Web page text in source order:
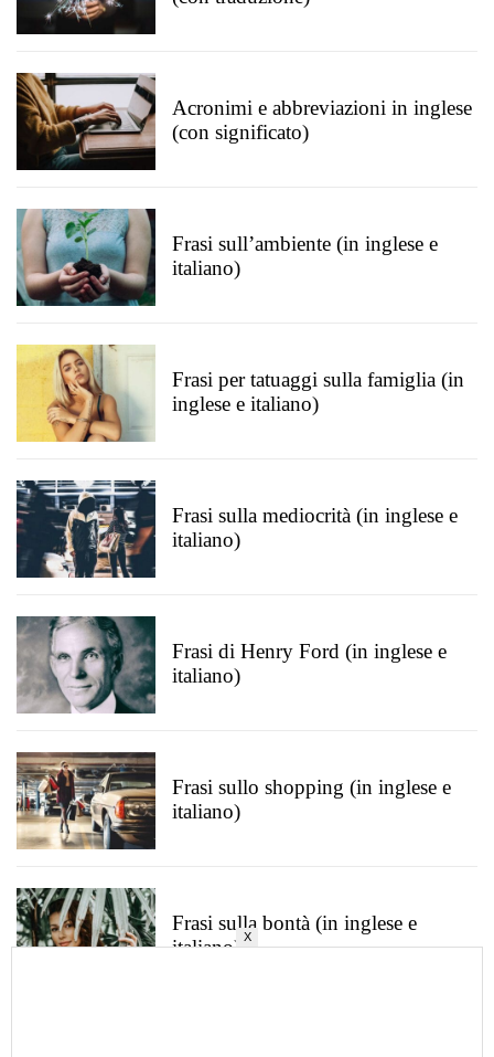
Acronimi e abbreviazioni in inglese
(con significato)
Frasi sull’ambiente (in inglese e
italiano)
Frasi per tatuaggi sulla famiglia (in
inglese e italiano)
Frasi sulla mediocrità (in inglese e
italiano)
Frasi di Henry Ford (in inglese e
italiano)
Frasi sullo shopping (in inglese e
italiano)
Frasi sulla bontà (in inglese e
italiano) X